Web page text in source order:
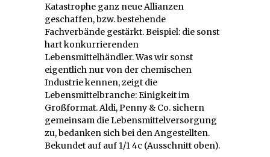
Katastrophe ganz neue Allianzen
geschaffen, bzw. bestehende
Fachverbände gestärkt. Beispiel: die sonst
hart konkurrierenden
Lebensmittelhändler. Was wir sonst
eigentlich nur von der chemischen
Industrie kennen, zeigt die
Lebensmittelbranche: Einigkeit im
Großformat. Aldi, Penny & Co. sichern
gemeinsam die Lebensmittelversorgung
zu, bedanken sich bei den Angestellten.
Bekundet auf auf 1/1 4c (Ausschnitt oben).